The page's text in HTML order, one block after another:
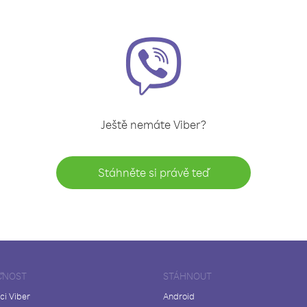
Ještě nemáte Viber?
Stáhněte si právě teď
Viber
STÁHNOUT
Android